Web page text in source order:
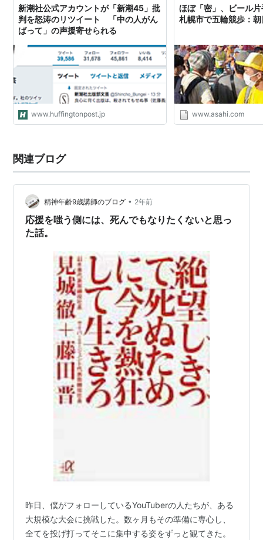
新潮社公式アカウントが「新潮45」批
判を怒涛のリツイート 「中の人がん
ばって」の声援寄せられる
www.huffingtonpost.jp
ほぼ「密」、ビール
札幌市で五輪競歩：
www.asahi.com
関連ブログ
精神年齢9歳講師のブログ • 2年前
応援を嗤う側には、死んでもなりたくないと思っ
た話。
昨日、僕がフォローしているYouTuberの人たちが、ある
大規模な大会に挑戦した。数ヶ月もその準備に専心し、
全てを投げ打ってそこに集中する姿をずっと観てきた。